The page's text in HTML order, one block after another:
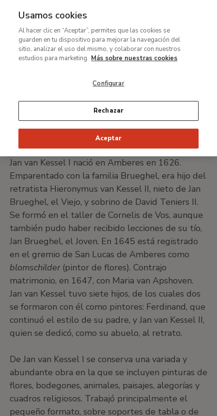
MENÚ
contenido
principal
David Teniers II y Jan van
Kessel I
Amberes, 1610-Bruselas, 1690 y Amberes 1626-
1679
Jan van Kessel I nació en Amberes en 1626.
Emparentado con la familia Brueghel, era hijo del
retratista Hieronymus van Kessel II, nieto de Jan
Brueghel, el Viejo, y sobrino de David Teniers II.
Se formó en el taller de Cornelis de Vos, aunque
también pudo haber recibido lecciones de su tío,
Jan Brueghel, el Joven. En 1645 está registrado
en el gremio de San Lucas de Amberes como
blomschilder(pintor de flores). Contrajo
matrimonio, en 1647, con Maria van Apshoven.
Jan van Kessel tuvo siete hijos, de los cuales dos
se formaron con él como pintores: Ferdinand, que
continuó el estilo de su padre, y Jan van Kessel II,
quien se dedicó, como su abuelo, al retrato.
De Jan van Kessel I se conserva una variada y
abundante obra en la que se incluyen pinturas de
flores, bodegones, animales, paisajes, alegorías y
cuadros religiosos. Trabajó principalmente el
pequeño formato, sobre soportes de tabla o de
Usamos cookies
Al hacer clic en “Aceptar”, permites que las cookies se
guarden en tu dispositivo para mejorar la navegación del
sitio, analizar el uso del mismo, y colaborar con nuestros
estudios para marketing. Más sobre nuestras cookies
Configurar
Rechazar
Aceptar